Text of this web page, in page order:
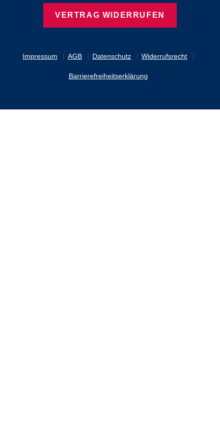
Impressum AGB Datenschutz Widerrufsrecht
Barrierefreiheitserklärung
VERTRAG WIDERRUFEN